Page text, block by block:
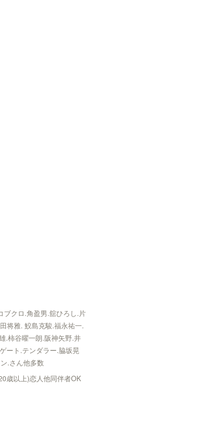
ブクロ.角盈男.舘ひろし.片
将雅. 鮫島克駿.福永祐一.
.柿谷曜一朗.阪神矢野.井
ート.テンダラー.脇坂晃
.さん他多数
歳以上)恋人他同伴者OK